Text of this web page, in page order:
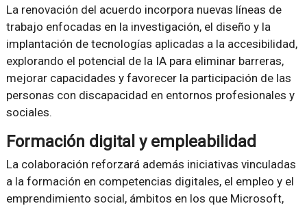
La renovación del acuerdo incorpora nuevas líneas de
trabajo enfocadas en la investigación, el diseño y la
implantación de tecnologías aplicadas a la accesibilidad,
explorando el potencial de la IA para eliminar barreras,
mejorar capacidades y favorecer la participación de las
personas con discapacidad en entornos profesionales y
sociales.
Formación digital y empleabilidad
La colaboración reforzará además iniciativas vinculadas
a la formación en competencias digitales, el empleo y el
emprendimiento social, ámbitos en los que Microsoft,